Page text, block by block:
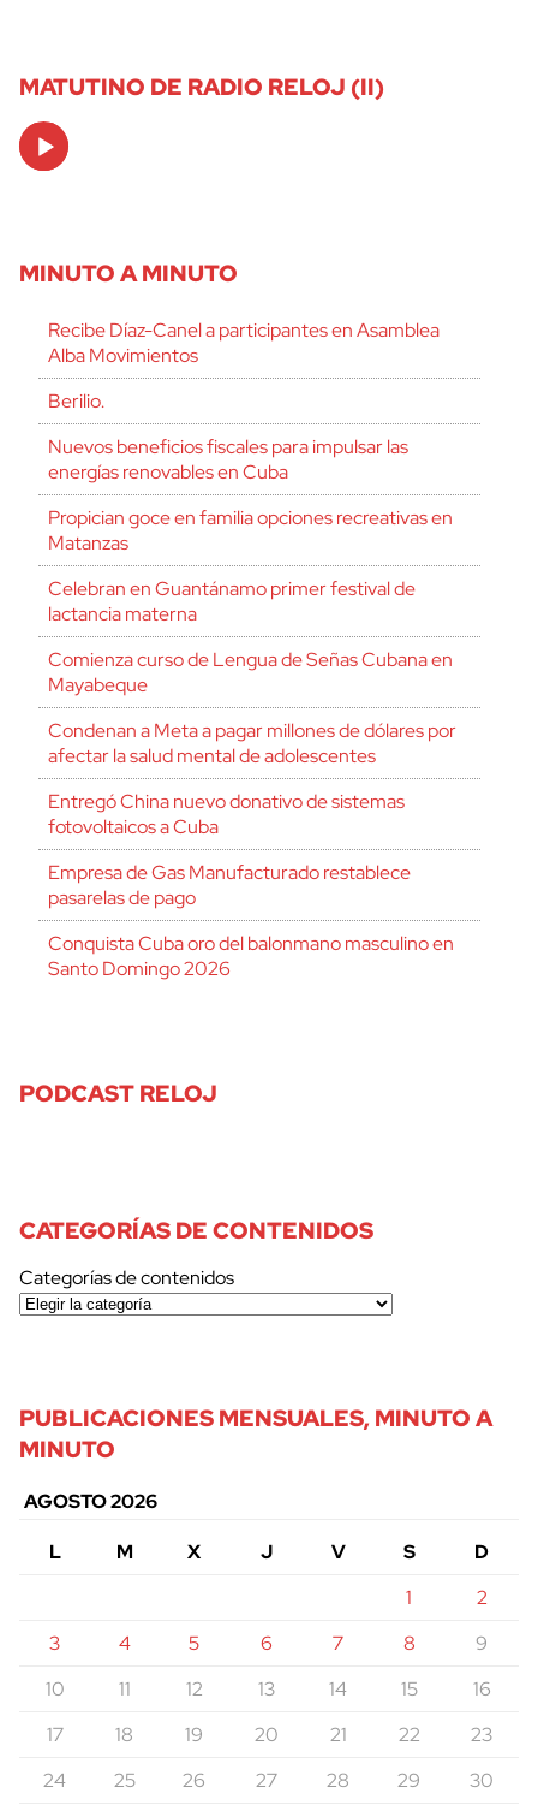
MATUTINO DE RADIO RELOJ (II)
Audio
Player
MINUTO A MINUTO
Recibe Díaz-Canel a participantes en Asamblea
Alba Movimientos
Berilio.
Nuevos beneficios fiscales para impulsar las
energías renovables en Cuba
Propician goce en familia opciones recreativas en
Matanzas
Celebran en Guantánamo primer festival de
lactancia materna
Comienza curso de Lengua de Señas Cubana en
Mayabeque
Condenan a Meta a pagar millones de dólares por
afectar la salud mental de adolescentes
Entregó China nuevo donativo de sistemas
fotovoltaicos a Cuba
Empresa de Gas Manufacturado restablece
pasarelas de pago
Conquista Cuba oro del balonmano masculino en
Santo Domingo 2026
PODCAST RELOJ
CATEGORÍAS DE CONTENIDOS
Categorías de contenidos
PUBLICACIONES MENSUALES, MINUTO A
MINUTO
AGOSTO 2026
L
M X J V S
D
1
2
3
4 5 6 7 8
9
10
11 12 13 14 15
16
17
18 19 20 21 22
23
24
25 26 27 28 29
30